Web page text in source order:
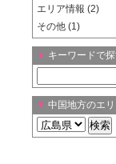
エリア情報 (2)
その他 (1)
▼ キーワードで
▼ 中国地方のエ